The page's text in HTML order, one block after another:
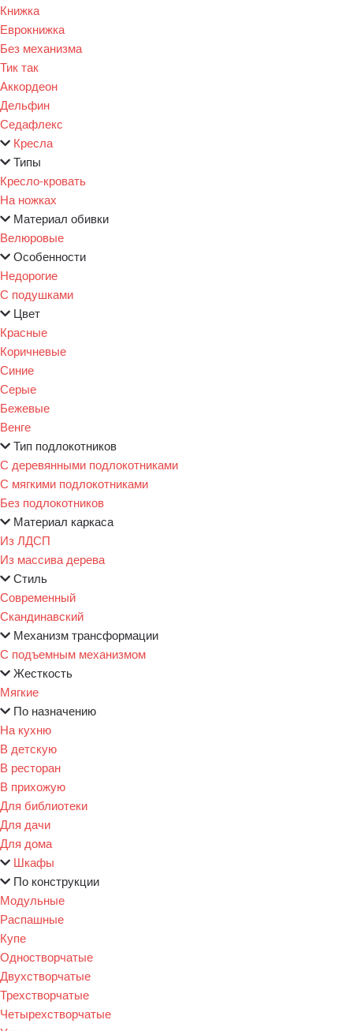
Книжка
Еврокнижка
Без механизма
Тик так
Аккордеон
Дельфин
Седафлекс
Кресла
Типы
Кресло-кровать
На ножках
Материал обивки
Велюровые
Особенности
Недорогие
С подушками
Цвет
Красные
Коричневые
Синие
Серые
Бежевые
Венге
Тип подлокотников
С деревянными подлокотниками
С мягкими подлокотниками
Без подлокотников
Материал каркаса
Из ЛДСП
Из массива дерева
Стиль
Современный
Скандинавский
Механизм трансформации
С подъемным механизмом
Жесткость
Мягкие
По назначению
На кухню
В детскую
В ресторан
В прихожую
Для библиотеки
Для дачи
Для дома
Шкафы
По конструкции
Модульные
Распашные
Купе
Одностворчатые
Двухстворчатые
Трехстворчатые
Четырехстворчатые